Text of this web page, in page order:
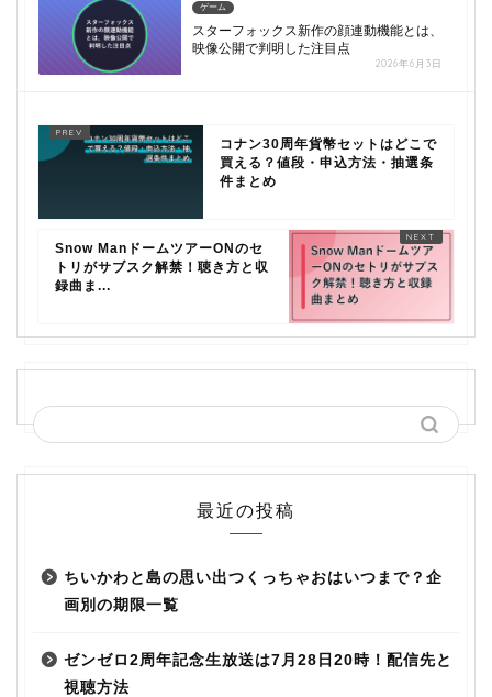
ゲーム
スターフォックス新作の顔連動機能とは、
映像公開で判明した注目点
2026年6月3日
コナン30周年貨幣セットはどこで
買える？値段・申込方法・抽選条
件まとめ
Snow ManドームツアーONのセ
トリがサブスク解禁！聴き方と収
録曲ま...
最近の投稿
ちいかわと島の思い出つくっちゃおはいつまで？企
画別の期限一覧
ゼンゼロ2周年記念生放送は7月28日20時！配信先と
視聴方法